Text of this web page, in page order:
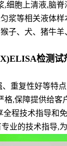
,细胞上清液,脑
浆等相关液体样
子、犬、猪牛
检测试
重复性好等特
格,保障提供给
程技术指导和
业的技术指导,